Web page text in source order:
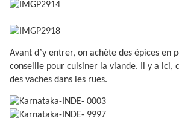
Avant d’y entrer, on achète des épices en
conseille pour cuisiner la viande. Il y a ici,
des vaches dans les rues.